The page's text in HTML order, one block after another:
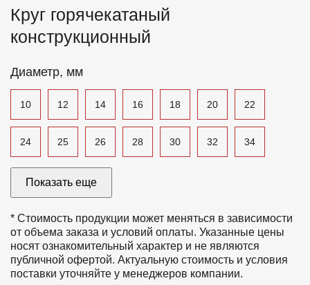
Круг горячекатаный
конструкционный
Диаметр, мм
10 12 14 16 18 20 22
24 25 26 28 30 32 34
35 36 38
52 56 60 65 70 75 80
85 90 105
Показать еще
* Стоимость продукции может меняться в зависимости
от объема заказа и условий оплаты. Указанные цены
носят ознакомительный характер и не являются
публичной офертой. Актуальную стоимость и условия
поставки уточняйте у менеджеров компании.